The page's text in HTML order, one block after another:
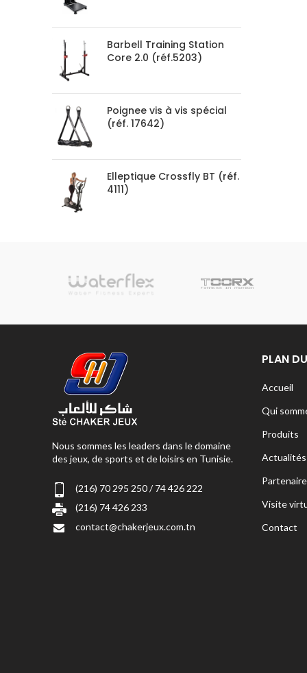
Barbell Training Station
Core 2.0 (réf.5203)
Poignee vis à vis spécial
(réf. 17642)
Elleptique Crossfly BT (réf.
4111)
Nous sommes les leaders dans le domaine
des jeux, de sports et de loisirs en Tunisie.
(216) 70 295 250 / 74 426 222
(216) 74 426 233
contact@chakerjeux.com.tn
PLAN
Accueil
Qui
Produits
Actualités
Visite
Contact